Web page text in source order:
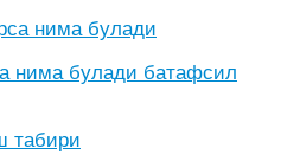
нима булади батафсил